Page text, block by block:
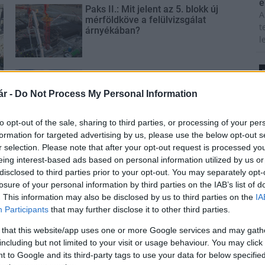
- Do Not Process My Personal Information
opt-out of the sale, sharing to third parties, or processing of your
for targeted advertising by us, please use the below opt-out
selection. Please note that after your opt-out request is processed
interest-based ads based on personal information utilized by us
to third parties prior to your opt-out. You may separately
of your personal information by third parties on the IAB’s list of
This information may also be disclosed by us to third parties on the
Participants that may further disclose it to other third parties.
that this website/app uses one or more Google services and may
but not limited to your visit or usage behaviour. You may
to Google and its third-party tags to use your data for below
Paks II.: Mit jelent az 5. blokk új
mérföldköve a felülvizsgálat
árnyékában?
Elkészült a Liszt Ferenc repülőtér
és közműhálózatának fejlesztése
Látlelet a hazai víziközművekről?
Egyetlen, fél évszázados
vezetéken múlt Bicske vízellátása
Épített öröksége megújításával is
készül Mohács a csata ötszázadik